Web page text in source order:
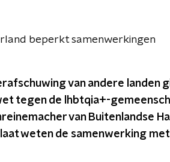
beperkt samenwerkingen
van andere landen
tegen de lhbtqia+-
van Buitenlandse
weten de samenwerking